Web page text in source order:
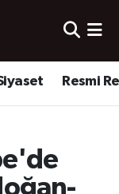
Resmi